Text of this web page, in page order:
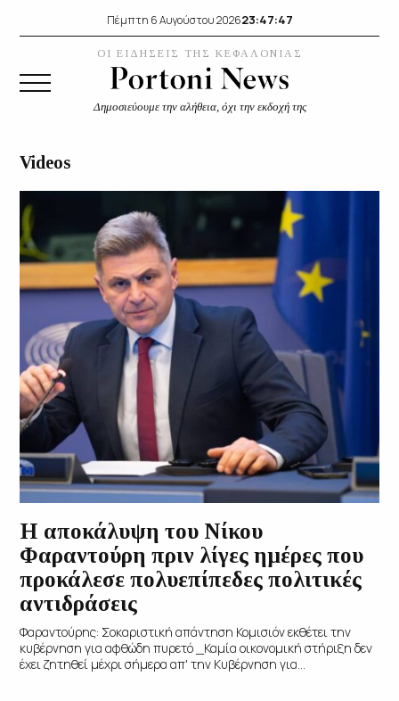
Πέμπτη 6 Αυγούστου 202623:47:47
ΟΙ ΕΙΔΗΣΕΙΣ ΤΗΣ ΚΕΦΑΛΟΝΙΑΣ
Δημοσιεύουμε την αλήθεια, όχι την εκδοχή της
Videos
Η αποκάλυψη του Νίκου
Φαραντούρη πριν λίγες ημέρες που
προκάλεσε πολυεπίπεδες πολιτικές
αντιδράσεις
Φαραντούρης: Σοκαριστική απάντηση Κομισιόν εκθέτει την
κυβέρνηση για αφθώδη πυρετό _Καμία οικονομική στήριξη δεν
έχει ζητηθεί μέχρι σήμερα απ' την Κυβέρνηση για...